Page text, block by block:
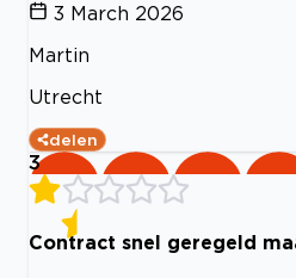
3 March 2026
Martin
Utrecht
delen
3
Contract snel geregeld